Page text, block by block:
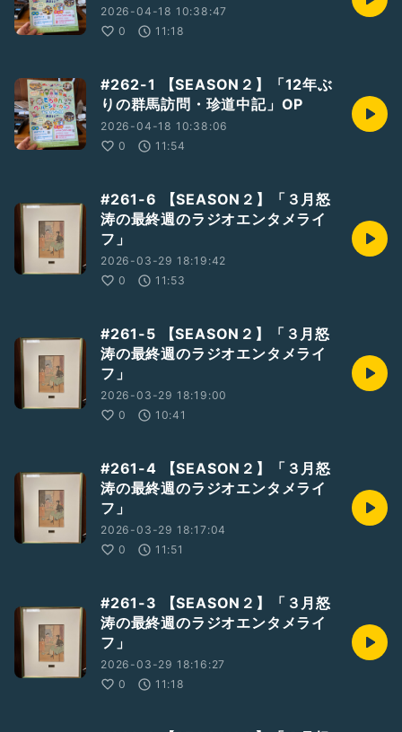
2026-04-18 10:38:47
0
11:18
#262-1 【SEASON２】「12年ぶ
りの群馬訪問・珍道中記」OP
2026-04-18 10:38:06
0
11:54
#261-6 【SEASON２】「３月怒
涛の最終週のラジオエンタメライ
フ」
2026-03-29 18:19:42
0
11:53
#261-5 【SEASON２】「３月怒
涛の最終週のラジオエンタメライ
フ」
2026-03-29 18:19:00
0
10:41
#261-4 【SEASON２】「３月怒
涛の最終週のラジオエンタメライ
フ」
2026-03-29 18:17:04
0
11:51
#261-3 【SEASON２】「３月怒
涛の最終週のラジオエンタメライ
フ」
2026-03-29 18:16:27
0
11:18